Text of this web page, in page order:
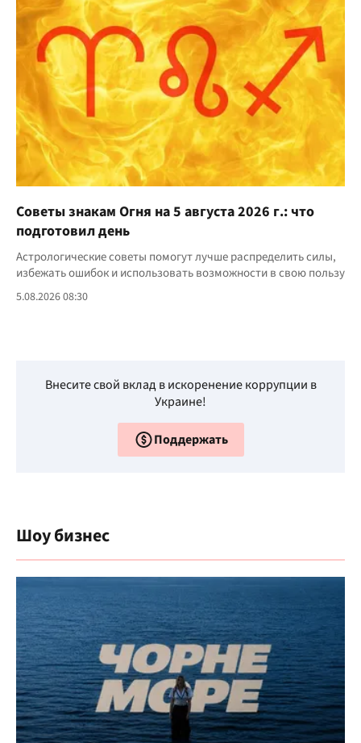
Советы знакам Огня на 5 августа 2026 г.: что
подготовил день
Астрологические советы помогут лучше распределить силы,
избежать ошибок и использовать возможности в свою пользу
5.08.2026 08:30
Внесите свой вклад в искоренение коррупции в
Украине!
Поддержать
Шоу бизнес